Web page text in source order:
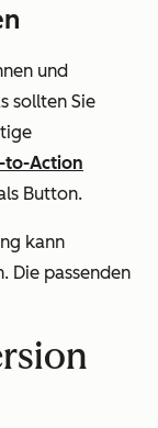
und
sollten Sie
to-Action
Button.
kann
Die passenden